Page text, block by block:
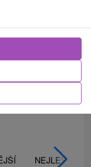
je situován
NEJLEVNĚJŠÍ